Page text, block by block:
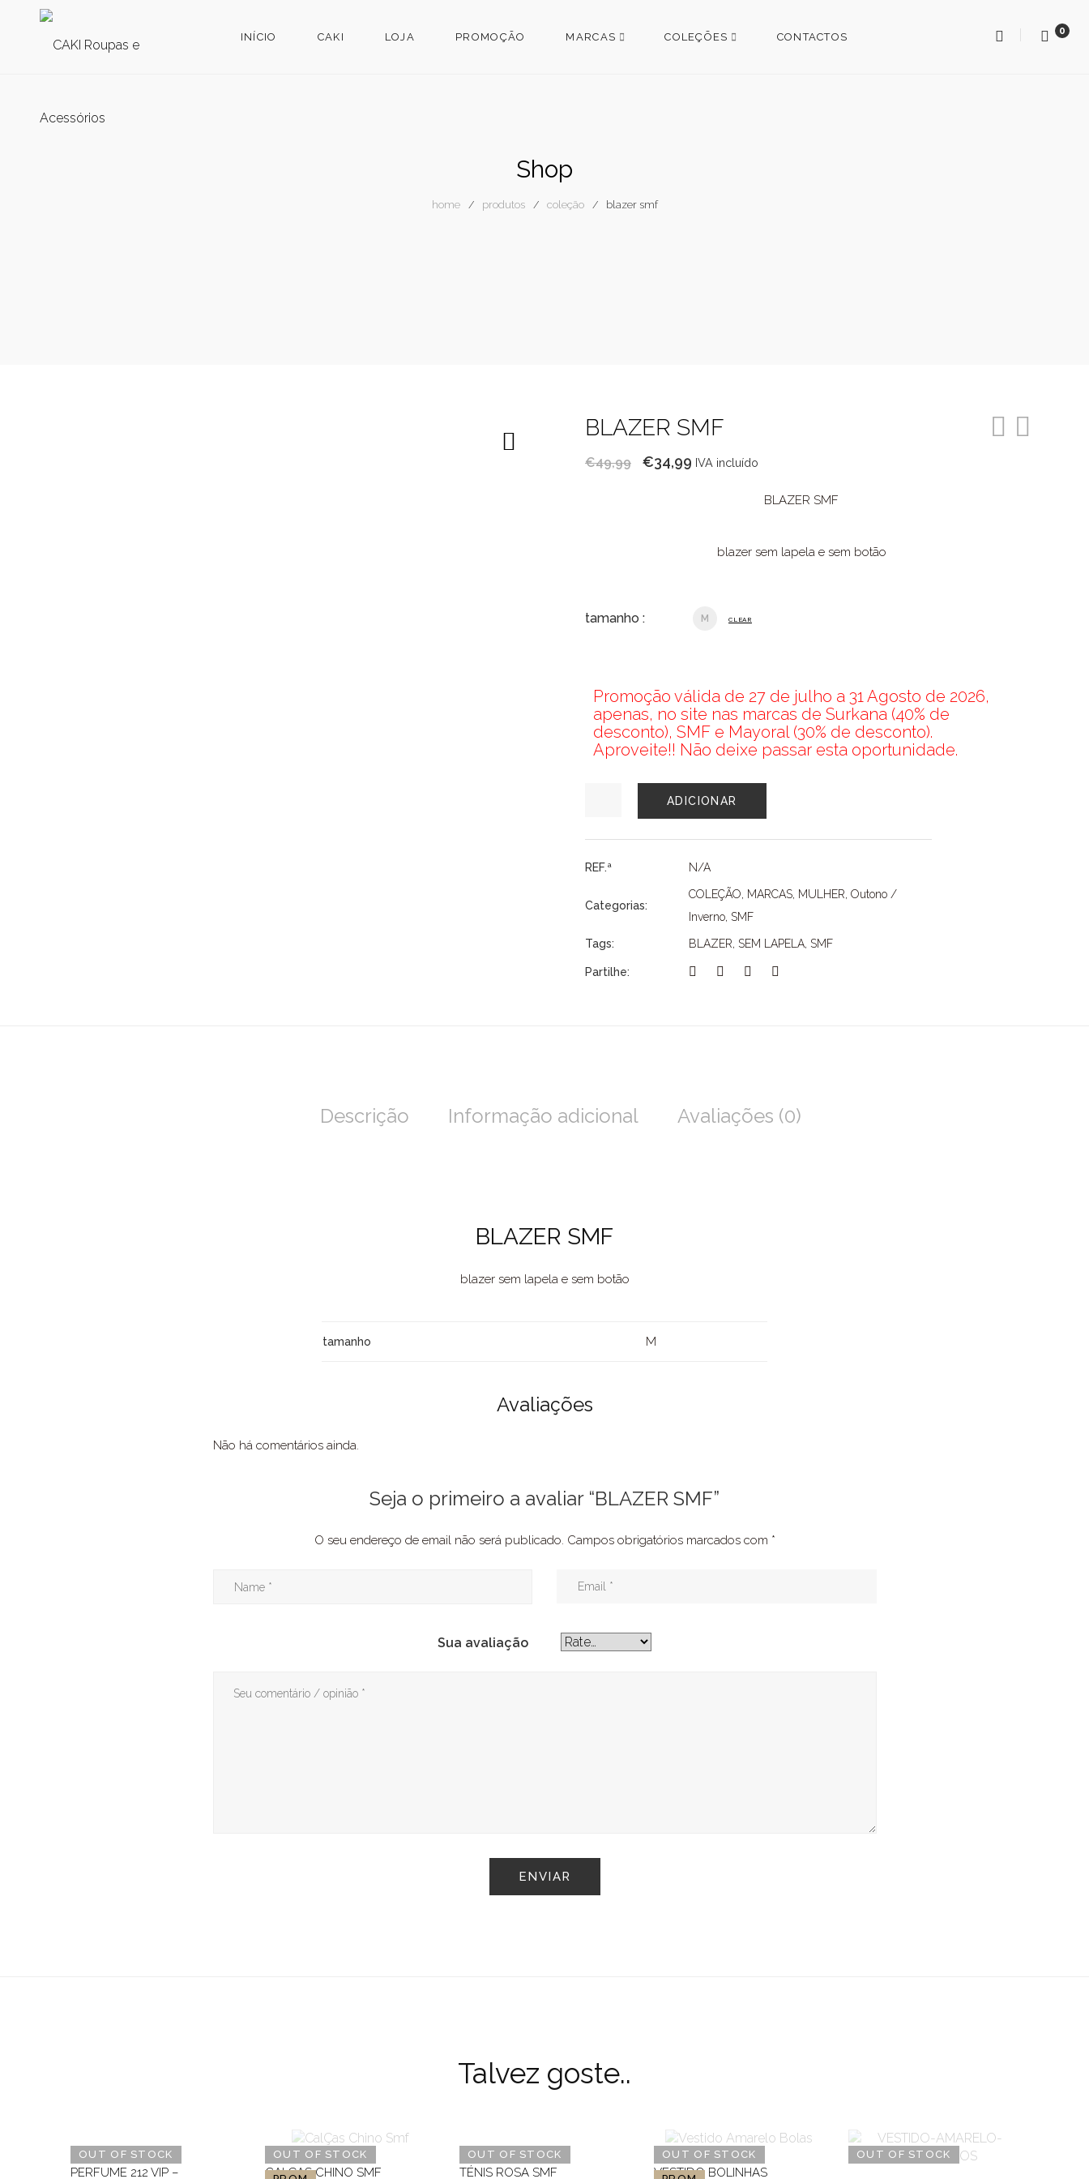
INÍCIO CAKI LOJA PROMOÇÃO MARCAS COLEÇÕES CONTACTOS 0
Shop
home produtos coleção blazer smf
BLAZER SMF
€49,99
O
€34,99O
€34,99.
IVA incluído
BLAZER SMF
blazer sem lapela e sem botão
tamanho : M CLEAR
Promoção válida de 27 de julho a 31 Agosto de 2026,
apenas, no site nas marcas de Surkana (40% de
desconto), SMF e Mayoral (30% de desconto).
Aproveite!! Não deixe passar esta oportunidade.
SMF
ADICIONAR
REF.ª N/A
Categorias:
COLEÇÃO, MARCAS, MULHER, Outono /
Inverno, SMF
Tags: BLAZER, SEM LAPELA, SMF
Partilhe:
Descrição Informação adicional Avaliações (0)
BLAZER SMF
blazer sem lapela e sem botão
tamanho M
Avaliações
Não há comentários ainda.
Seja o primeiro a avaliar “BLAZER SMF”
O seu endereço de email não será publicado. Campos obrigatórios marcados com *
Sua avaliação
Talvez goste..
OUT OF STOCK
PERFUME 212 VIP –
OUT OF STOCK
CALÇAS CHINO SMF
OUT OF STOCK
TÉNIS ROSA SMF
OUT OF STOCK
VESTIDO BOLINHAS
OUT OF STOCK